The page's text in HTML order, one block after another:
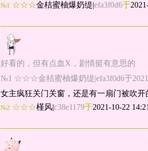
№1 ☆☆☆金桔蜜柚爆奶缇|efa3f0d6于
好看的，但有点血X，剧情挺有意思的
№1 ☆☆☆金桔蜜柚爆奶缇|efa3f0d6于
女主疯狂关门关窗，还是有一扇门被吹开
№2 ☆☆☆槿风|c38e1179于2021-10-22